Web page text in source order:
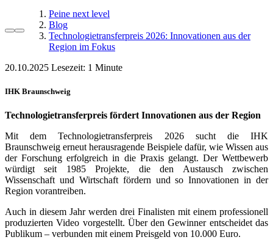
Peine next level
Blog
Technologietransferpreis 2026: Innovationen aus der
Region im Fokus
20.10.2025 Lesezeit:
IHK Braunschweig
Technologietransferpreis fördert Innovationen aus der Region
Mit dem Technologietransferpreis 2026 sucht die IHK
Braunschweig erneut herausragende Beispiele dafür, wie Wissen aus
der Forschung erfolgreich in die Praxis gelangt. Der Wettbewerb
würdigt seit 1985 Projekte, die den Austausch zwischen
Wissenschaft und Wirtschaft fördern und so Innovationen in der
Region vorantreiben.
Auch in diesem Jahr werden drei Finalisten mit einem professionell
produzierten Video vorgestellt. Über den Gewinner entscheidet das
Publikum – verbunden mit einem Preisgeld von 10.000 Euro.